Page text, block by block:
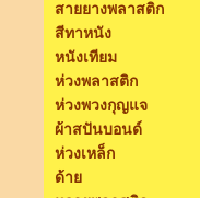
สายยางพลาสติก
สีทาหนัง
หนังเทียม
ห่วงพลาสติก
ห่วงพวงกุญแจ
ผ้าสปันบอนด์
ห่วงเหล็ก
ด้าย